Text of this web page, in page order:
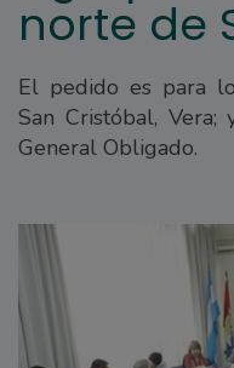
norte de
El pedido es para
San Cristóbal,
General Obligado.